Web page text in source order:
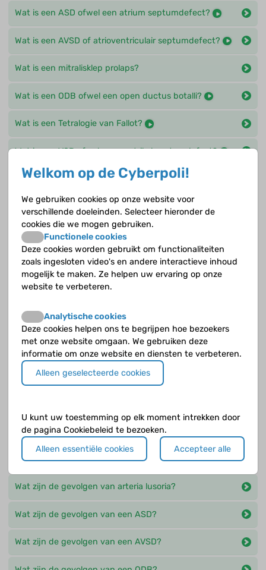
Wat is een ASD ofwel een atrium septumdefect?
Wat is een AVSD of atrioventriculair septumdefect?
Wat is een mitralisklep prolaps?
Wat is een ODB ofwel een open ductus botalli?
Wat is een Tetralogie van Fallot?
Wat is een VSD ofwel een ventrikel septumdefect?
Wat is er anders bij een ASD ten opzichte van een
Wat is er anders bij een AVSD ten opzichte van een
gezond hart?
Wat is er anders bij een tetralogie van Fallot ten
opzichte van een gezond hart?
gezond hart?
Wat is er anders bij PPHN ten opzichte van een
gezond hart?
Wat is er anders in het geval van pulmonale
Wat is pulmonale hypertensie?
Wat verandert er in de bloedstroom bij een ODB?
Wat zijn de gevolgen van arteria lusoria?
Wat zijn de gevolgen van een ASD?
Wat zijn de gevolgen van een AVSD?
Welkom op de Cyberpoli!
We gebruiken cookies op onze website voor
verschillende doeleinden. Selecteer hieronder de
cookies die we mogen gebruiken.
Functionele cookies
Deze cookies worden gebruikt om functionaliteiten
zoals ingesloten video's en andere interactieve inhoud
mogelijk te maken. Ze helpen uw ervaring op onze
website te verbeteren.
Analytische cookies
Deze cookies helpen ons te begrijpen hoe bezoekers
met onze website omgaan. We gebruiken deze
informatie om onze website en diensten te verbeteren.
Alleen geselecteerde cookies
U kunt uw toestemming op elk moment intrekken door
de pagina Cookiebeleid te bezoeken.
Alleen essentiële cookies
Accepteer alle